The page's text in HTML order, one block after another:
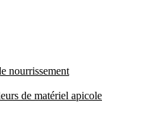
nourrissement
de matériel apicole